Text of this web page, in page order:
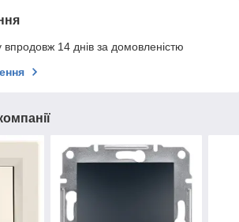
14 днів за домовленістю